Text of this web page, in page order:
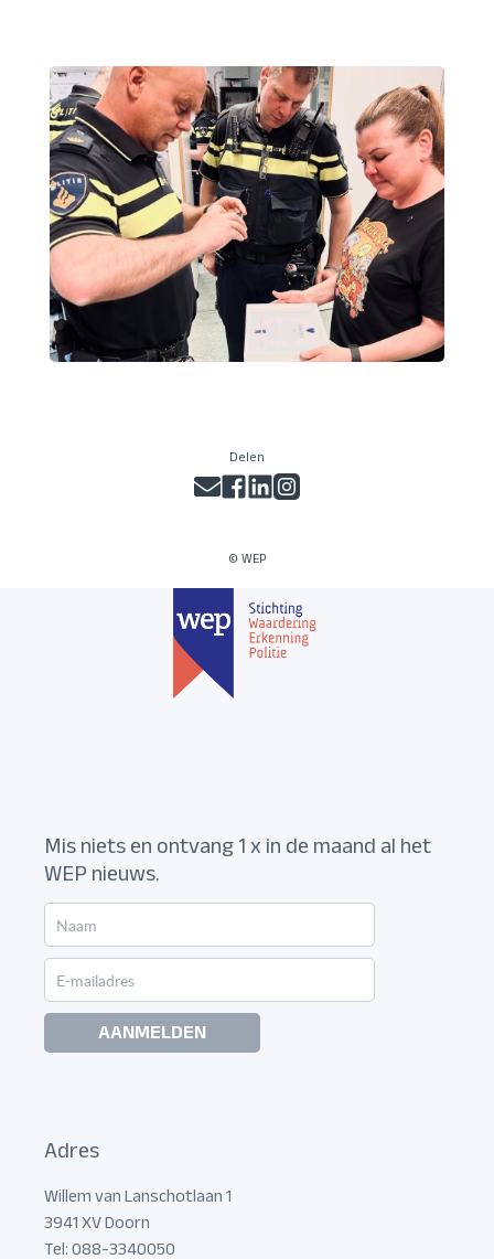
Delen
© WEP
Mis niets en ontvang 1 x in de maand al het
WEP nieuws.
AANMELDEN
Adres
Willem van Lanschotlaan 1
3941 XV Doorn
Tel: 088-3340050